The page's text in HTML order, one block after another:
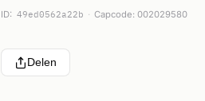
ID: 49ed0562a22b Capcode: 002029580
Delen